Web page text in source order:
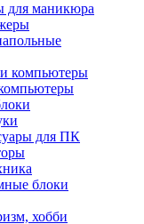
для маникюра
для ПК
блоки